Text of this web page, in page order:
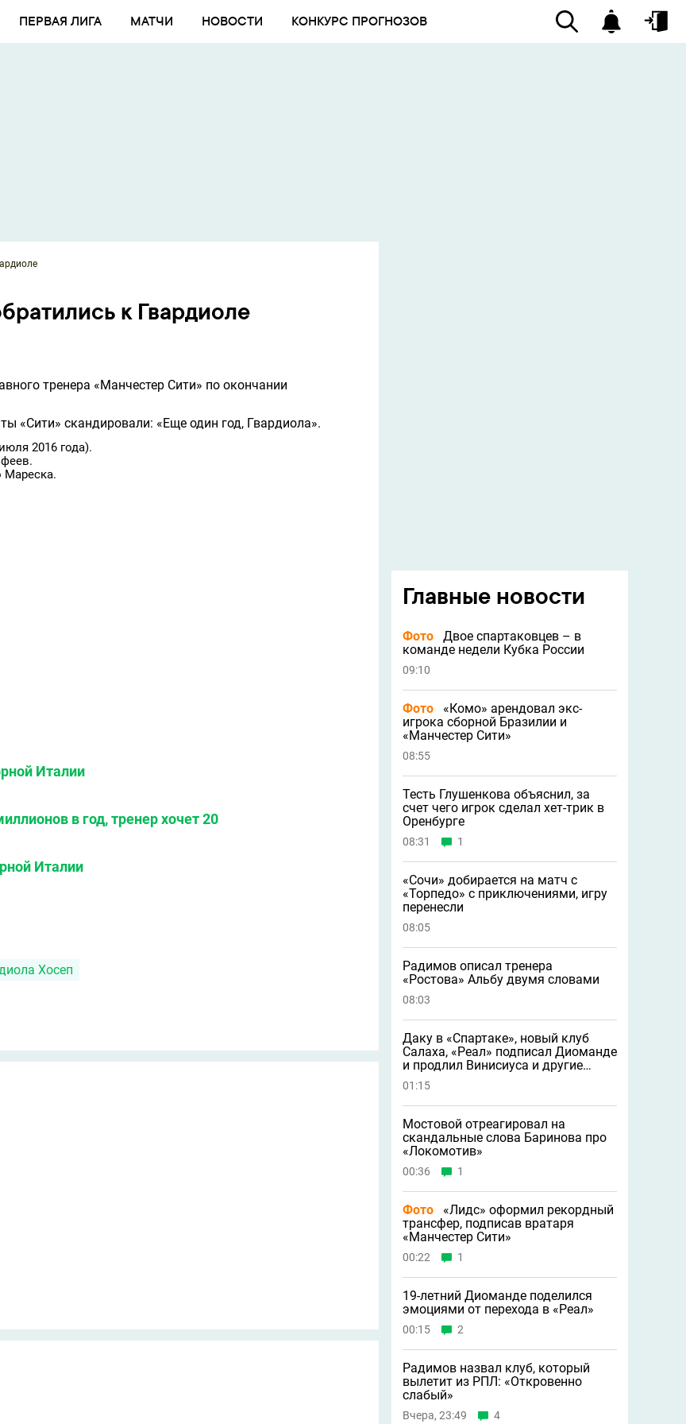
ПЕРВАЯ ЛИГА МАТЧИ НОВОСТИ КОНКУРС ПРОГНОЗОВ
к Гвардиоле
тренера «Манчестер Сити» по окончании
«Сити» скандировали: «Еще один год, Гвардиола».
2016 года).
Мареска.
Италии
в год, тренер хочет 20
Италии
Хосеп
Главные новости
Фото
Двое спартаковцев – в
команде недели Кубка России
09:10
Фото
«Комо» арендовал экс-
игрока сборной Бразилии и
«Манчестер Сити»
08:55
Тесть Глушенкова объяснил, за
счет чего игрок сделал хет-трик в
Оренбурге
08:31 1
«Сочи» добирается на матч с
«Торпедо» с приключениями, игру
перенесли
08:05
Радимов описал тренера
«Ростова» Альбу двумя словами
08:03
Даку в «Спартаке», новый клуб
Салаха, «Реал» подписал Диоманде
и продлил Винисиуса и другие
новости
01:15
Мостовой отреагировал на
скандальные слова Баринова про
«Локомотив»
00:36 1
Фото
«Лидс» оформил рекордный
трансфер, подписав вратаря
«Манчестер Сити»
00:22 1
19-летний Диоманде поделился
эмоциями от перехода в «Реал»
00:15 2
Радимов назвал клуб, который
вылетит из РПЛ: «Откровенно
слабый»
Вчера, 23:49 4